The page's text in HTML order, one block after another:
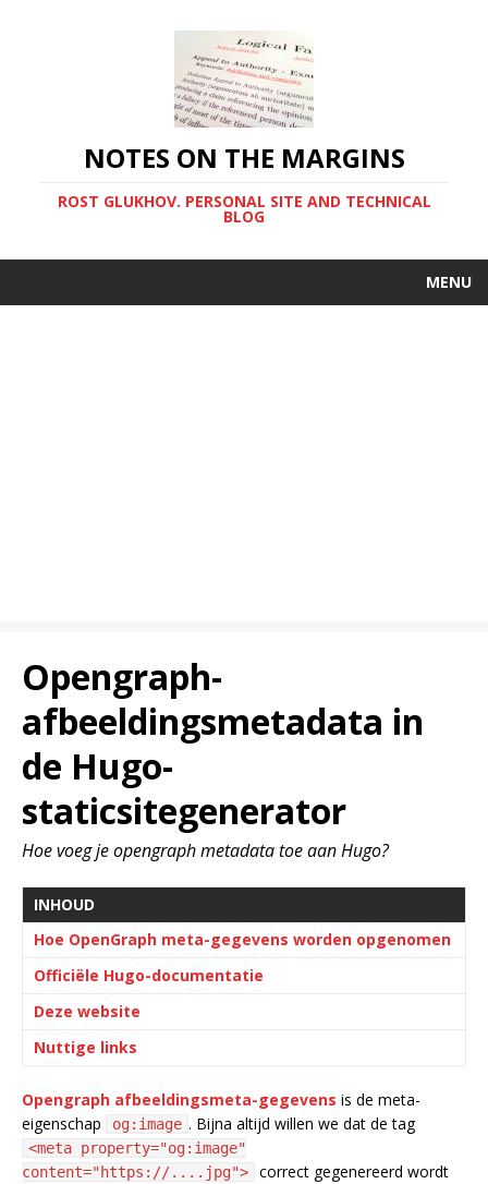
NOTES ON THE MARGINS
ROST GLUKHOV. PERSONAL SITE AND TECHNICAL
BLOG
MENU
Opengraph-
afbeeldingsmetadata in
de Hugo-
staticsitegenerator
Hoe voeg je opengraph metadata toe aan Hugo?
INHOUD
Hoe OpenGraph meta-gegevens worden opgenomen
Officiële Hugo-documentatie
Deze website
Nuttige links
Opengraph afbeeldingsmeta-gegevens is de meta-
eigenschap
og:image . Bijna altijd willen we dat de tag
<meta property="og:image"
content="https://....jpg">
correct gegenereerd wordt